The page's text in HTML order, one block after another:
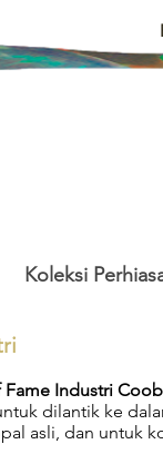
Koleksi
Industri
dilantik ke
asli, dan untuk